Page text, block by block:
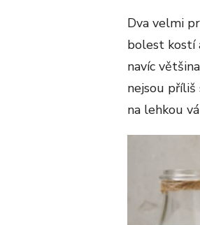
Dva velmi
bolest kostí
navíc
nejsou
na lehkou